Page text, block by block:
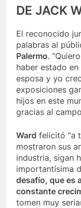
DE JACK
El reconocido
palabras al
Palermo.
haber estado
esposa y yo
exposiciones
hijos en este
gracias al
Ward felicitó “a
mostraron sus
industria, sigan
importantísima
desafío, que es
constante
tomen muy